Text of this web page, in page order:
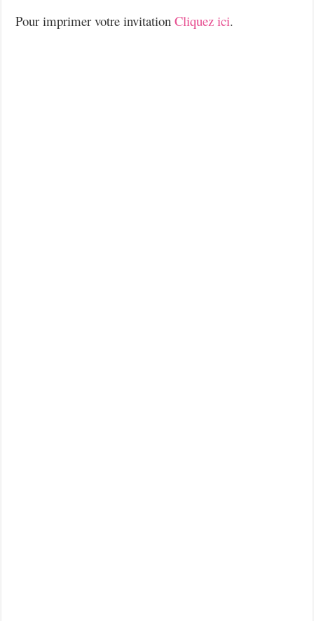
Pour imprimer votre invitationCliquez ici.